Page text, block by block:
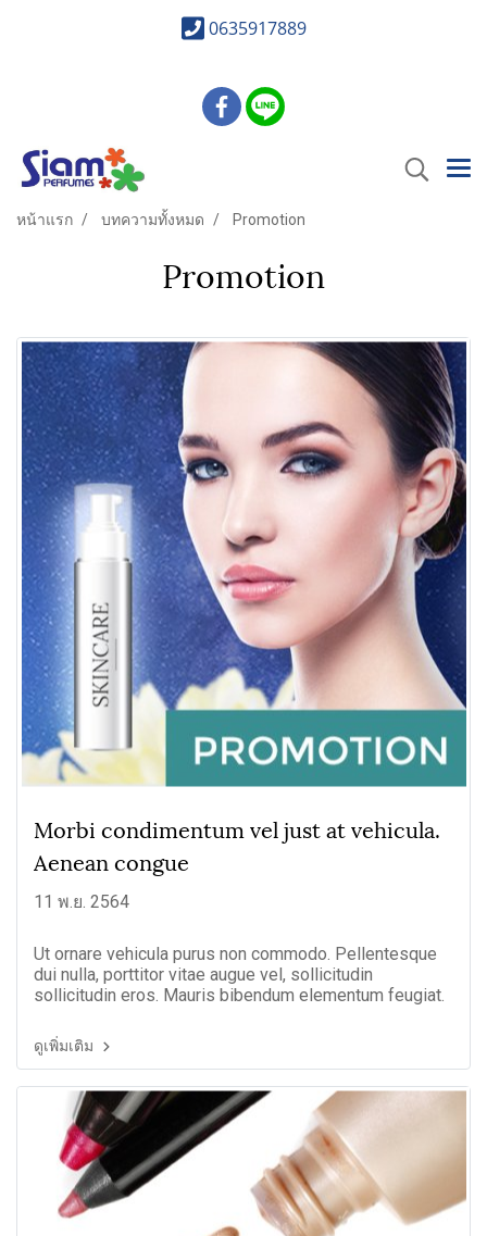
0635917889
หน้าแรก บทความทั้งหมด Promotion
Promotion
Morbi condimentum vel just at vehicula.
Aenean congue
11 พ.ย. 2564
Ut ornare vehicula purus non commodo. Pellentesque
dui nulla, porttitor vitae augue vel, sollicitudin
sollicitudin eros. Mauris bibendum elementum feugiat.
ดูเพิ่มเติม